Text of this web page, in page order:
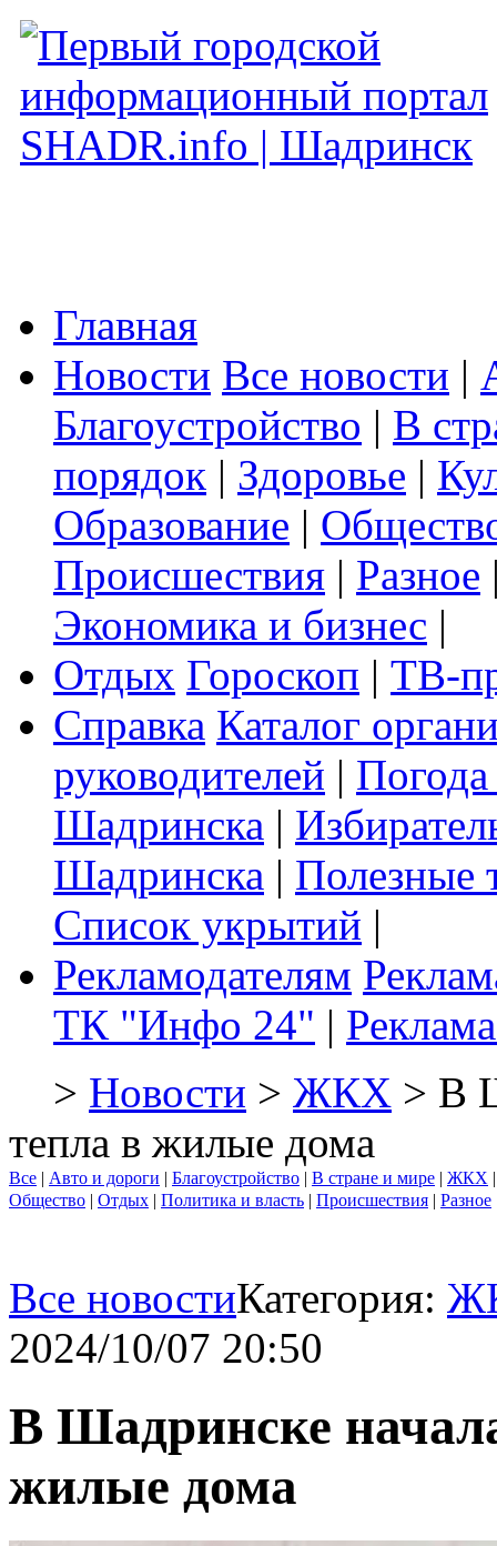
Главная
Новости Все новости |
Благоустройство | В
порядок | Здоровье |
Образование |
Происшествия | Разное
Экономика и бизнес |
Отдых Гороскоп | ТВ-
Справка Каталог
руководителей |
Шадринска |
Шадринска | Полезные
Список укрытий |
Рекламодателям
ТК "Инфо 24" |
> Новости > ЖКХ > В
тепла в жилые дома
Все | Авто и дороги | Благоустройство | В стране и мире | ЖКХ
Общество | Отдых | Политика и власть | Происшествия | Разное
Все новостиКатегория:
2024/10/07 20:50
В Шадринске
жилые дома